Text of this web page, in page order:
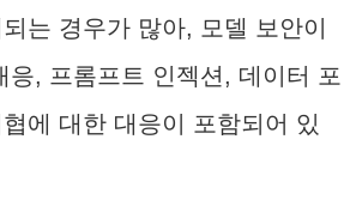
는 경우가 많아, 모델 보안이
응, 프롬프트 인젝션, 데이터 포
에 대한 대응이 포함되어 있